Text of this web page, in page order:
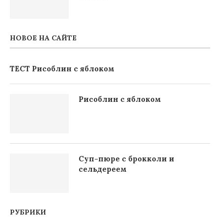
НОВОЕ НА САЙТЕ
ТЕСТ Рисоблин с яблоком
Рисоблин с яблоком
Суп-пюре с брокколи и
сельдереем
РУБРИКИ